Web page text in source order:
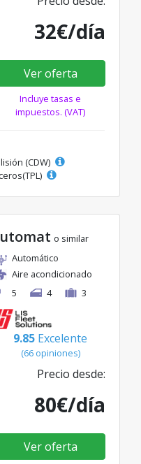
32€/día
Ver oferta
Incluye tasas e
impuestos. (VAT)
(CDW)
o similar
Automático
Aire acondicionado
5
4 3
9.85 Excelente
(66 opiniones)
Precio desde:
80€/día
Ver oferta